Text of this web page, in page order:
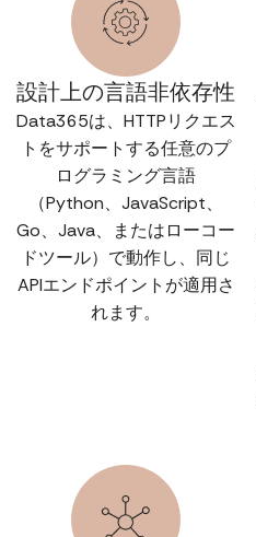
設計上の言語非依存性
Data365は、HTTPリクエス
トをサポートする任意のプ
ログラミング言語
（Python、JavaScript、
Go、Java、またはローコー
ドツール）で動作し、同じ
APIエンドポイントが適用さ
れます。